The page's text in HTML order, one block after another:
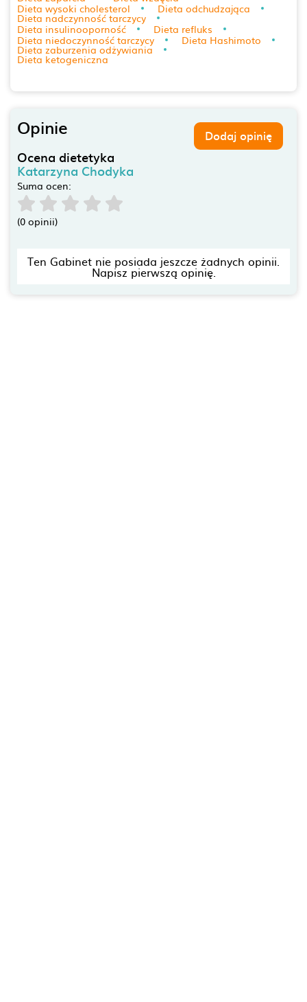
Dieta wysoki cholesterol
Dieta odchudzająca
Dieta nadczynność tarczycy
Dieta insulinooporność
Dieta refluks
Dieta niedoczynność tarczycy
Dieta Hashimoto
Dieta zaburzenia odżywiania
Dieta ketogeniczna
Opinie Dodaj opinię
Ocena dietetyka
Katarzyna Chodyka
Suma ocen:
(0 opinii)
Ten Gabinet nie posiada jeszcze żadnych opinii.
Napisz pierwszą opinię.